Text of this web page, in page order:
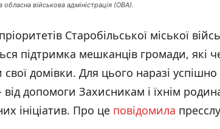
військова адміністрація (ОВА).
Старобільської міської
підтримка мешканців громади, які
домівки. Для цього наразі успішно
від допомоги Захисникам і їхнім
ініціатив. Про це повідомила